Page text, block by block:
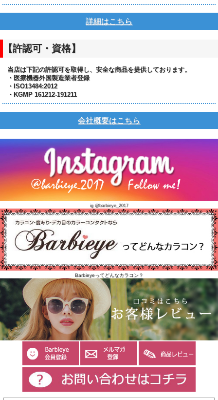
詳細はこちら
【許認可・資格】
当店は下記の許認可を取得し、安全な商品を提供しております。
・医療機器外国製造業者登録
・ISO13484:2012
・KGMP 161212-191211
会社概要はこちら
ig @barbieye_2017
Barbieyeってどんなカラコン？